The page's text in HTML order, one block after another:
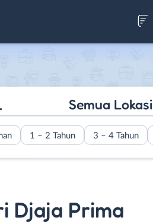
Semua Lokasi
1 – 2 Tahun 3 – 4 Tahun
Djaja Prima